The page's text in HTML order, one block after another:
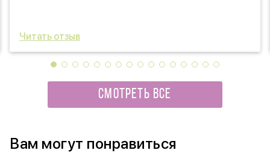
Читать отзыв
СМОТРЕТЬ ВСЕ
Вам могут понравиться